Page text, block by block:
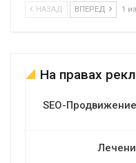
НАЗАД ВПЕРЕД 1
На правах
SEO-